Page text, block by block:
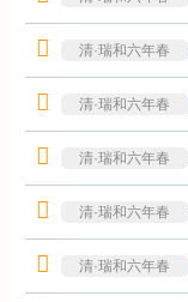
清·瑞和六年春
清·瑞和六年春
清·瑞和六年春
清·瑞和六年春
清·瑞和六年春